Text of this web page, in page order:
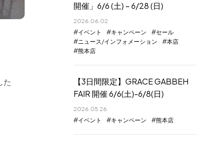
た
開催」6/6 (土) – 6/28 (日)
2026.06.02
イベント キャンペーン
セール
ニュース/インフォメーション
本店
熊本店
【3日間限定】GRACE GABBEH
FAIR 開催 6/6(土)-6/8(日)
2026.05.26
イベント キャンペーン 熊本店